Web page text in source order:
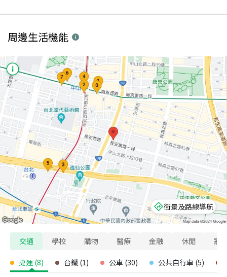
周邊生活機能
街景及路線導航
交通 學校 購物 醫療 金融 休閒 寵
捷運 (8) 台鐵 (1) 公車 (30) 公共自行車 (5)